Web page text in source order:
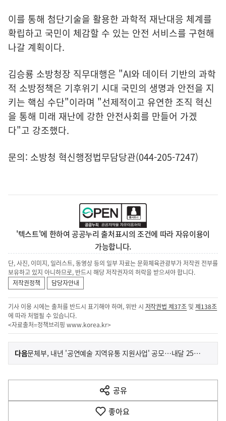
이를 통해 첨단기술을 활용한 과학적 재난대응 체계를
확립하고 국민이 체감할 수 있는 안전 서비스를 구현해
나갈 계획이다.
김승룡 소방청장 직무대행은 "AI와 데이터 기반의 과학
적 소방정책은 기후위기 시대 국민의 생명과 안전을 지
키는 핵심 수단"이라며 "선제적이고 유연한 조직 혁신
을 통해 미래 재난에 강한 안전사회를 만들어 가겠
다"고 강조했다.
문의: 소방청 혁신행정법무담당관(044-205-7247)
'텍스트'에 한하여 공공누리 출처표시의 조건에 따라 자유이용이
가능합니다.
단, 사진, 이미지, 일러스트, 동영상 등의 일부 자료는 문화체육관광부가 저작권 전부를
보유하고 있지 아니하므로, 반드시 해당 저작권자의 허락을 받으셔야 합니다.
저작권정책
담당자안내
기사 이용 시에는 출처를 반드시 표기해야 하며, 위반 시 저작권법 제37조 및제138조
에 따라 처벌될 수 있습니다.
<자료출처=정책브리핑 www.korea.kr>
이
전
다
음
다음기
사
문체부, 내년 '공연예술 지역유통 지원사업' 공모…내달 25일까지
공유
열
기
좋아요